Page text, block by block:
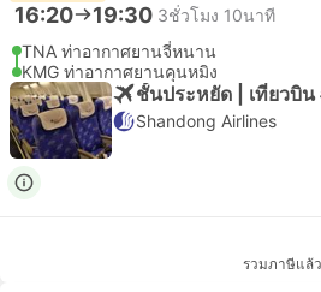
16:20 19:30 3ชั่วโมง 10นาที
TNA ท่าอากาศยานจี่หนาน
KMG ท่าอากาศยานคุนหมิง
ชั้นประหยัด | เที่ยวบิ
Shandong Airlines
รวมภาษีแล้ว